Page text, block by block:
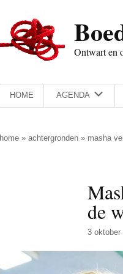
Ontwart en
HOME AGENDA
home » achtergronden » masha
de
3 oktober